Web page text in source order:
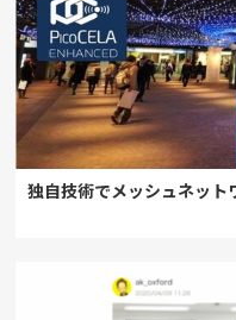
独自技術でメッシュネッ